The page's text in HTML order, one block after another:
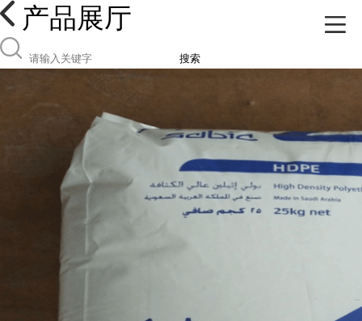
产品展厅
搜索